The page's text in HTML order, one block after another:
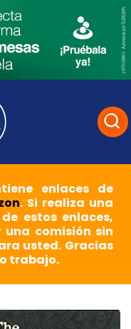
enlaces de
. Si realiza una
estos enlaces,
comisión sin
usted. Gracias
trabajo.